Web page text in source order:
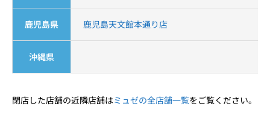
鹿児島県 鹿児島天文館本通り店
沖縄県
閉店した店舗の近隣店舗はミュゼの全店舗一覧をご覧ください。